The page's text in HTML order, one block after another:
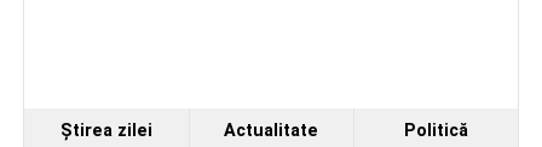
Ştirea zilei Actualitate Politică